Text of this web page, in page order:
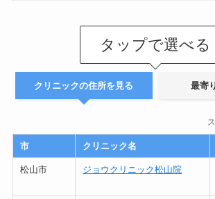
タップで選べる
クリニックの住所を見る 最寄
市 クリニック名
松山市 ジョウクリニック松山院